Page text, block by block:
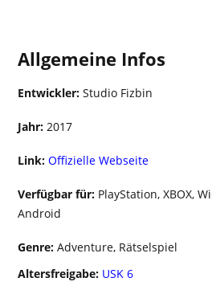
Allgemeine Infos
Entwickler: Studio Fizbin
Jahr: 2017
Link: Offizielle Webseite
Verfügbar für: PlayStation, XBOX,
Android
Genre: Adventure, Rätselspiel
Altersfreigabe: USK 6